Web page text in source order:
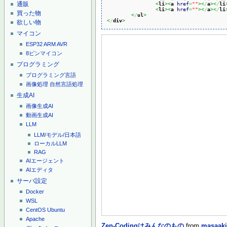
通販
買った物
欲しい物
マイコン
ESP32ARMAVR
8ピンマイコン
プログラミング
プログラミング言語
画像処理 自然言語処理
生成AI
画像生成AI
動画生成AI
LLM
LLM/モデル/日本語
ローカルLLM
RAG
AIエージェント
AIエディタ
サーバ設定
Docker
WSL
CentOS Ubuntu
Apache
<li><a href=""></a></li
<li><a href=""></a></li
</ul>
</div>